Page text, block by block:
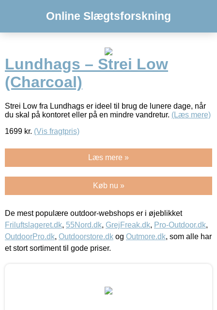
Online Slægtsforskning
Lundhags – Strei Low
(Charcoal)
Strei Low fra Lundhags er ideel til brug de lunere dage, når
du skal på kontoret eller på en mindre vandretur. (Læs mere)
1699 kr. (Vis fragtpris)
Læs mere »
Køb nu »
De mest populære outdoor-webshops er i øjeblikket
Friluftslageret.dk, 55Nord.dk, GrejFreak.dk, Pro-Outdoor.dk,
OutdoorPro.dk, Outdoorstore.dk og Outmore.dk, som alle har
et stort sortiment til gode priser.